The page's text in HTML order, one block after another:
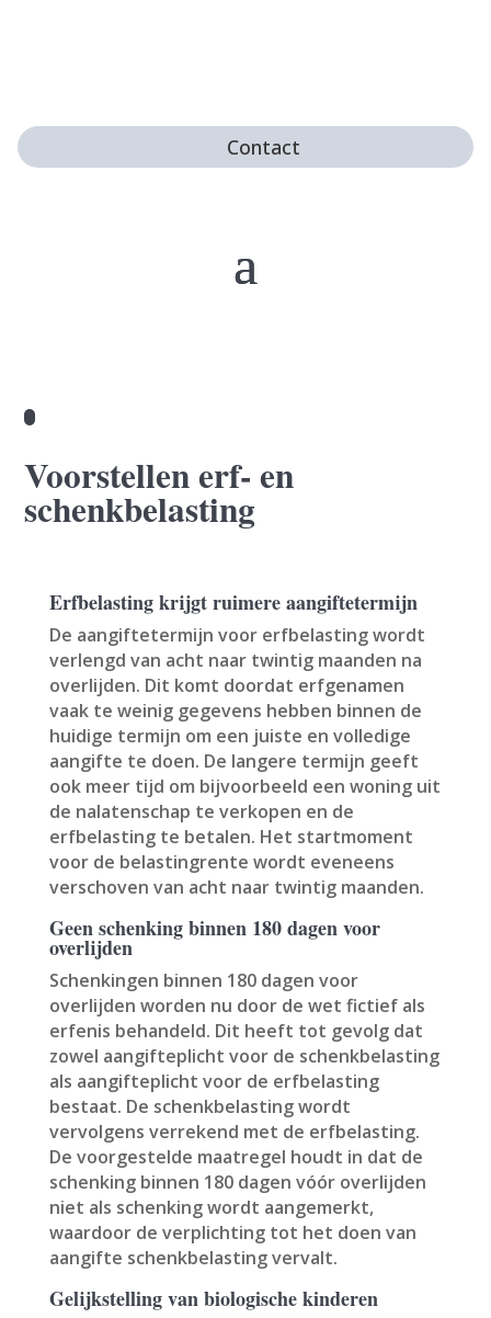
Contact
Voorstellen erf- en
schenkbelasting
Erfbelasting krijgt ruimere aangiftetermijn
De aangiftetermijn voor erfbelasting wordt
verlengd van acht naar twintig maanden na
overlijden. Dit komt doordat erfgenamen
vaak te weinig gegevens hebben binnen de
huidige termijn om een juiste en volledige
aangifte te doen. De langere termijn geeft
ook meer tijd om bijvoorbeeld een woning uit
de nalatenschap te verkopen en de
erfbelasting te betalen. Het startmoment
voor de belastingrente wordt eveneens
verschoven van acht naar twintig maanden.
Geen schenking binnen 180 dagen voor
overlijden
Schenkingen binnen 180 dagen voor
overlijden worden nu door de wet fictief als
erfenis behandeld. Dit heeft tot gevolg dat
zowel aangifteplicht voor de schenkbelasting
als aangifteplicht voor de erfbelasting
bestaat. De schenkbelasting wordt
vervolgens verrekend met de erfbelasting.
De voorgestelde maatregel houdt in dat de
schenking binnen 180 dagen vóór overlijden
niet als schenking wordt aangemerkt,
waardoor de verplichting tot het doen van
aangifte schenkbelasting vervalt.
Gelijkstelling van biologische kinderen